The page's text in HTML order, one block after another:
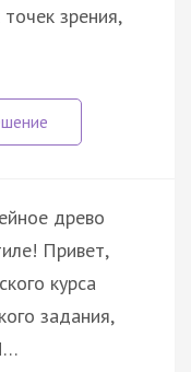
зрения,
древо
Привет,
курса
задания,